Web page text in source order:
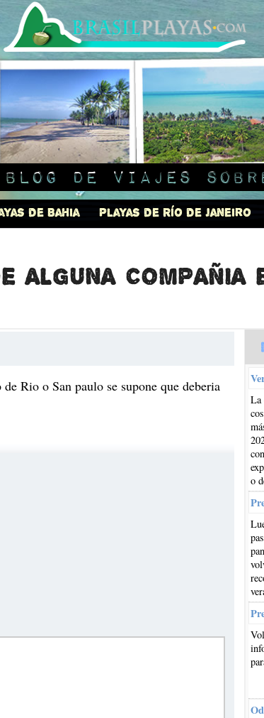
de viajes
de Bahia Playas de Río de Janeiro
alguna compañia
Rio o San paulo se supone que deberia
La
o